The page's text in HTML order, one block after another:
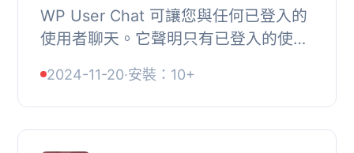
WP User Chat 可讓您與任何已登入的
使用者聊天。它聲明只有已登入的使用
部系統讓使用者彼此互動的情況非常有
幫助。, 此外...
2024-11-20·安裝：10+